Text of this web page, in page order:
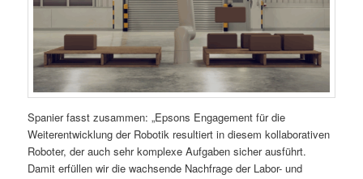
Spanier fasst zusammen: „Epsons Engagement für die
Weiterentwicklung der Robotik resultiert in diesem kollaborativen
Roboter, der auch sehr komplexe Aufgaben sicher ausführt.
Damit erfüllen wir die wachsende Nachfrage der Labor- und